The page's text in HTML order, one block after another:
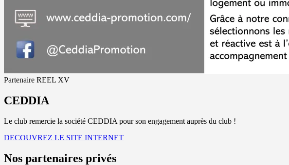
Partenaire REEL XV
CEDDIA
Le club remercie la société CEDDIA pour son engagement auprès du club !
DECOUVREZ LE SITE INTERNET
Nos partenaires privés